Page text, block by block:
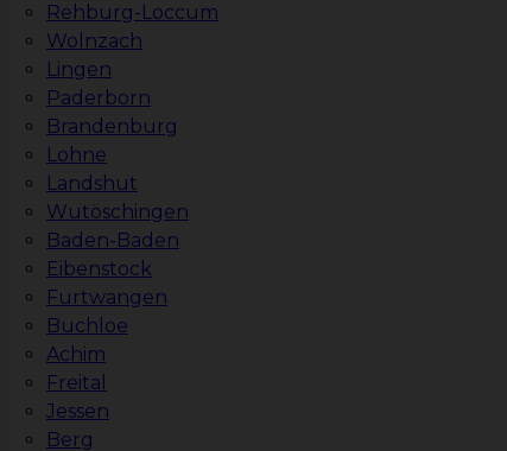
Rehburg-Loccum
Wolnzach
Lingen
Paderborn
Brandenburg
Lohne
Landshut
Wutöschingen
Baden-Baden
Eibenstock
Furtwangen
Buchloe
Achim
Freital
Jessen
Berg